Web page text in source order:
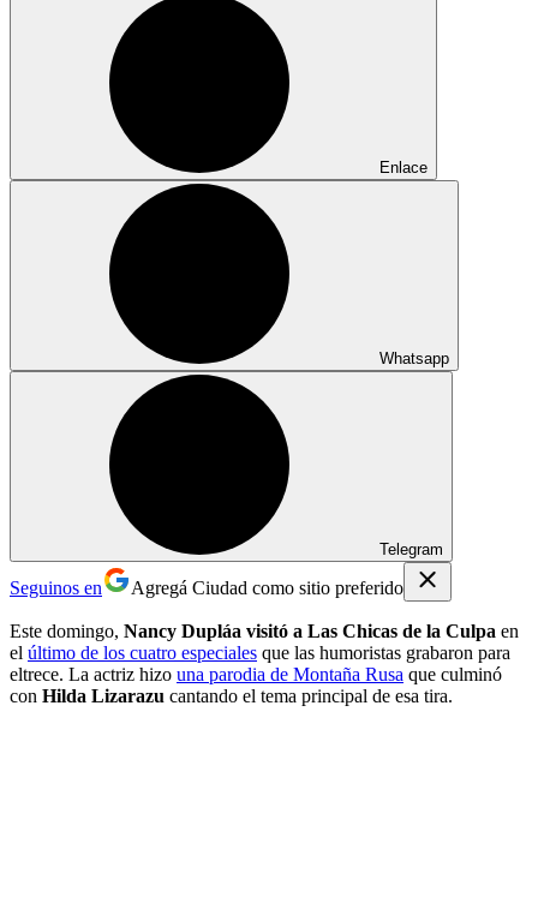
Enlace
Whatsapp
Telegram
Seguinos en Agregá Ciudad como sitio preferido
Este domingo, Nancy Dupláa visitó a Las Chicas de la Culpa en
el último de los cuatro especiales que las humoristas grabaron para
eltrece. La actriz hizo una parodia de Montaña Rusa que culminó
con Hilda Lizarazu cantando el tema principal de esa tira.